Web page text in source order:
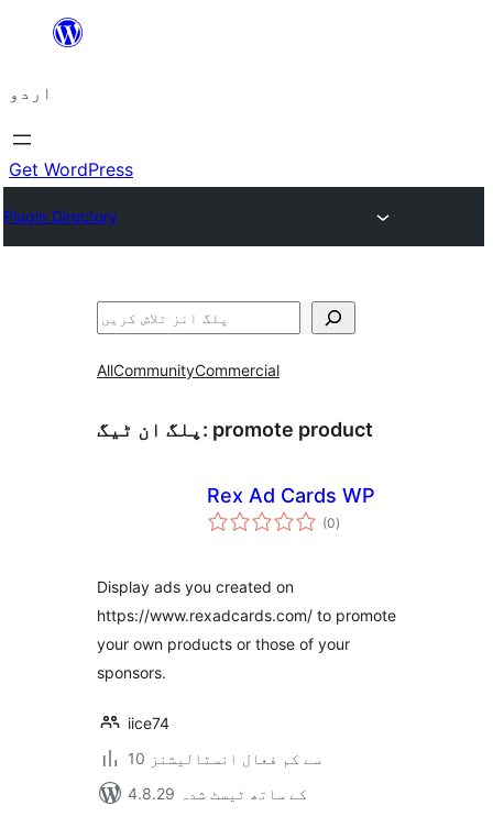
چھوڑیں
پر
جائیں
اردو
Get WordPress
Plugin Directory
تلاش
AllCommunityCommercial
پلگ ان ٹیگ: promote product
Rex Ad Cards WP
(0مجموعی
درجہ
)
Display ads you created on
https://www.rexadcards.com/ to promote
your own products or those of your
sponsors.
iice74
10 سے کم فعال انسٹالیشنز
4.8.29 کے ساتھ ٹیسٹ شدہ